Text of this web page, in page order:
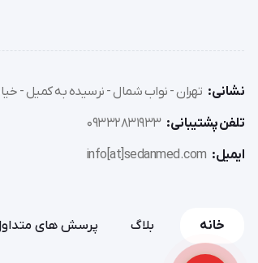
طراحی زیبا و ارگونومیک
دوز ذرات ریز خروجی در واحد حجم: 80% الی 85%
نشانی: تهران - نواب شمال - نرسیده به کمیل -
تلفن پشتیبانی: 09332831933
ایمیل: info[at]sedanmed.com
خانه بلاگ پرسش های